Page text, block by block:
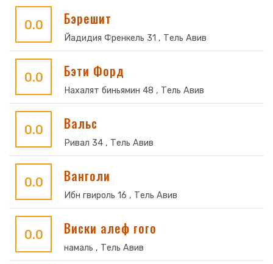
0.0 Бэрешит
Йадидия Френкель 31 , Тель Авив
0.0 Бэти Форд
Нахалят биньямин 48 , Тель Авив
0.0 Вальс
Ривал 34 , Тель Авив
0.0 Ванголи
Ибн гвироль 16 , Тель Авив
0.0 Виски алеф гого
намаль , Тель Авив